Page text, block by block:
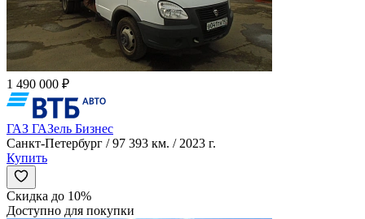
1 490 000 ₽
ГАЗ ГАЗель Бизнес
Санкт-Петербург / 97 393 км. / 2023 г.
Купить
Скидка до 10%
Доступно для покупки